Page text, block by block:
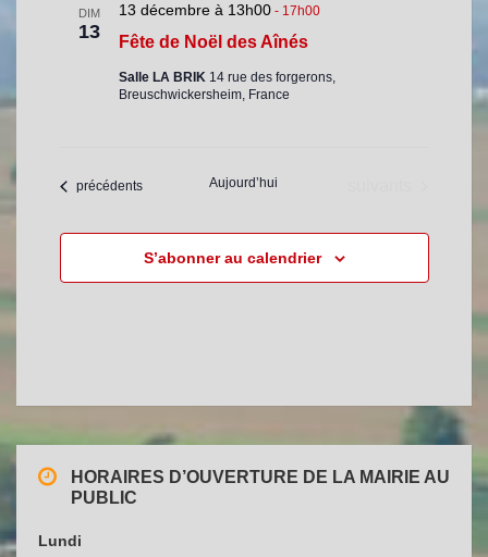
e
u
e
DIM
13 Fête de Noël des Aînés
13 décembre à 13h00- 17h00
Salle LA BRIK 14 rue des forgerons,
Breuschwickersheim, France
Évènements
précédents Aujourd’hui
S’abonner au calendrier
HORAIRES D’OUVERTURE DE LA MAIRIE AU
PUBLIC
Lundi